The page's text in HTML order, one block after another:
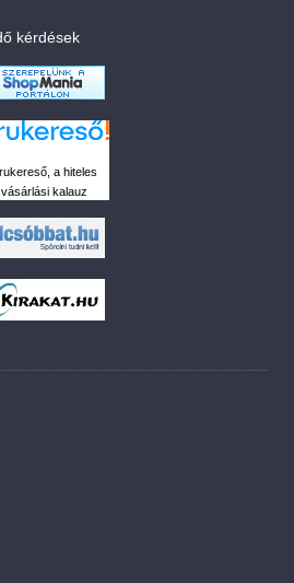
kérdések
a hiteles
vásárlási kalauz